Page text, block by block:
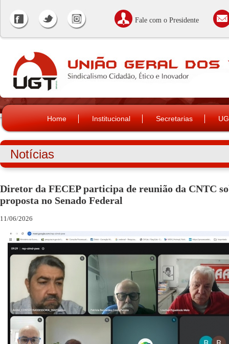
Fale com o Presidente
Home Institucional Secretarias
Notícias
Diretor da FECEP participa de reunião da CNTC
proposta no Senado Federal
11/06/2026